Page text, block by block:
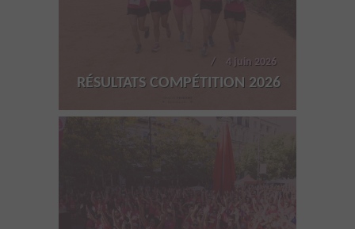
4 juin 2026
RÉSULTATS COMPÉTITION 2026